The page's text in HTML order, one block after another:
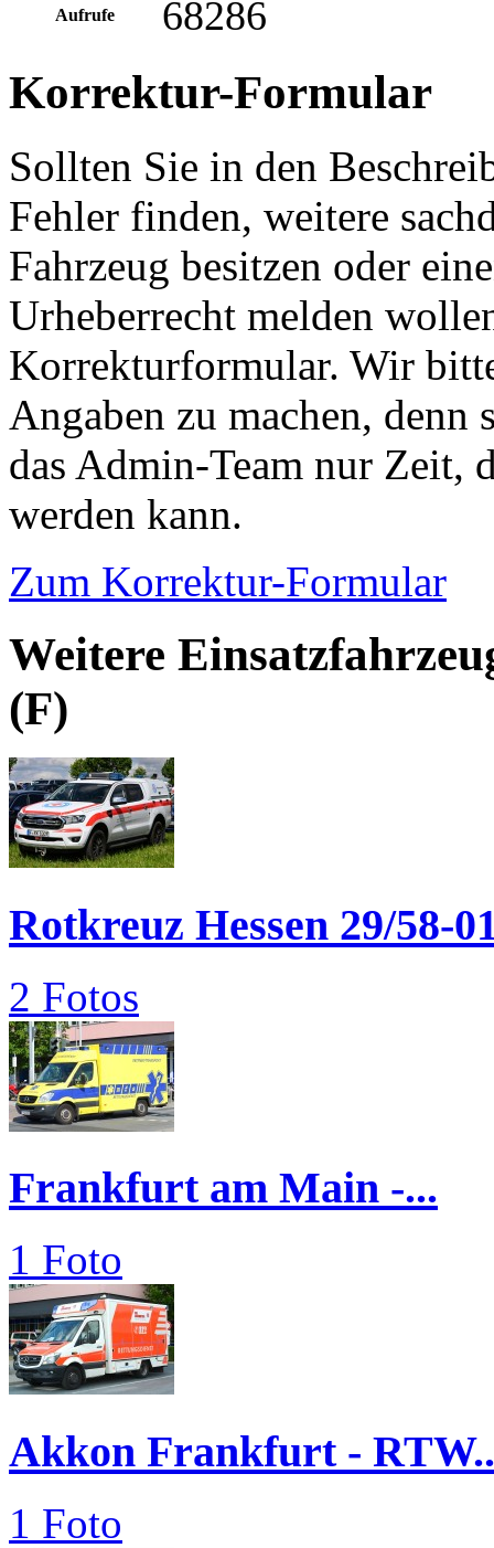
Aufrufe 68286
Korrektur-Formular
Sollten Sie in den
Fehler finden, weitere
Fahrzeug besitzen oder
Urheberrecht melden
Korrekturformular. Wir
Angaben zu machen,
das Admin-Team nur Zeit,
werden kann.
Zum Korrektur-Formular
Weitere
(F)
Rotkreuz Hessen 29/58-
2 Fotos
Frankfurt am Main -...
1 Foto
Akkon Frankfurt -
1 Foto